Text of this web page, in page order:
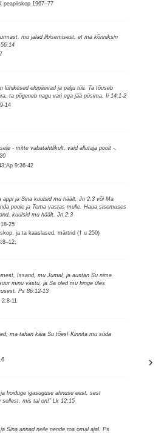
peapiiskop 1967–77
mu jalad libisemisest, et ma kõnniksin
lühikesed elupäevad ja palju tüli. Ta tõuseb
ta põgeneb nagu vari ega jää püsima. Ii 14:1-2
14
- mitte vabatahtlikult, vaid allutaja poolt -,
9:36-42
appi ja Sina kuulsid mu häält. Jn 2:3 või Ma
poole ja Tema vastas mulle. Haua sisemuses
kuulsid mu häält. Jn 2:3
25
ja ta kaaslased, märtrid († u 250)
Issand, mu Jumal, ja austan Su nime
minu vastu, ja Sa oled mu hinge üles
Ps 86:12-13
11
ma tahan käia Su tões! Kinnita mu süda
hoiduge igasuguse ahnuse eest, sest
sellest, mis tal on!” Lk 12:15
Sina annad neile nende roa omal ajal. Ps